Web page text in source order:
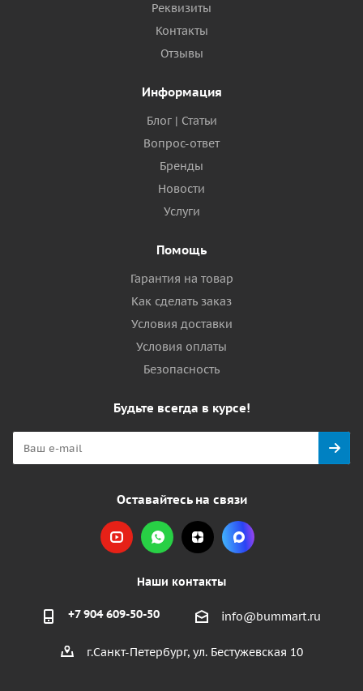
Реквизиты
Контакты
Отзывы
Информация
Блог | Статьи
Вопрос-ответ
Бренды
Новости
Услуги
Помощь
Гарантия на товар
Как сделать заказ
Условия доставки
Условия оплаты
Безопасность
Будьте всегда в курсе!
Оставайтесь на связи
Наши контакты
+7 904 609-50-50 info@bummart.ru
г.Санкт-Петербург, ул. Бестужевская 10